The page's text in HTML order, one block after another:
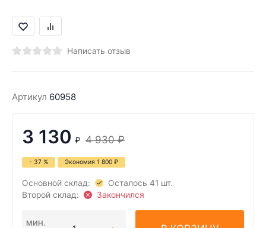
Написать отзыв
Артикул 60958
3 130 ₽ 4 930 ₽
- 37 % Экономия 1 800 ₽
Основной склад:
Осталось 41 шт.
Второй склад:
Закончился
МИН.